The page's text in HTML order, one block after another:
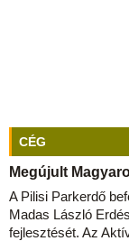
CÉG
Megújult
A Pilisi Parkerdő
Madas László
fejlesztését. Az